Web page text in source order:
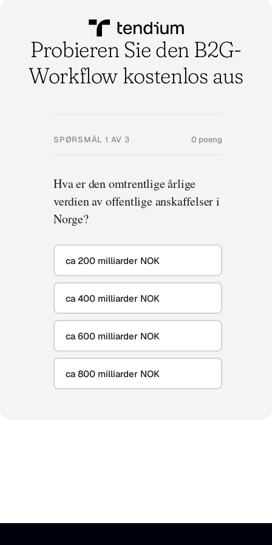
Probieren Sie den B2G-
Workflow kostenlos aus
SPØRSMÅL1 AV 3 0 poeng
Hva er den omtrentlige årlige
verdien av offentlige anskaffelser i
Norge?
ca 200 milliarder NOK
ca 400 milliarder NOK
ca 600 milliarder NOK
ca 800 milliarder NOK